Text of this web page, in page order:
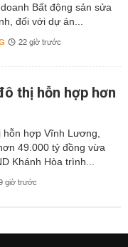
Bất động sản sửa
đối với dự án...
22 giờ trước
thị hỗn hợp hơn
hỗn hợp Vĩnh Lương,
49.000 tỷ đồng vừa
Khánh Hòa trình...
giờ trước